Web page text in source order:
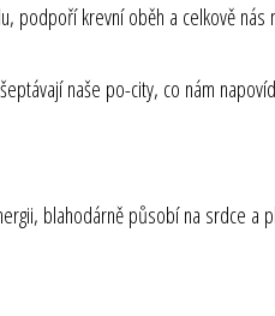
podpoří krevní oběh a celkově
naše po-city, co nám
blahodárně působí na srdce a